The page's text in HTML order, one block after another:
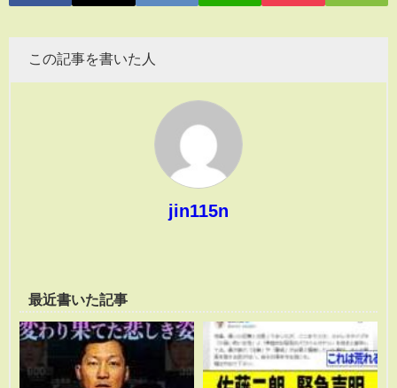
この記事を書いた人
jin115n
最近書いた記事